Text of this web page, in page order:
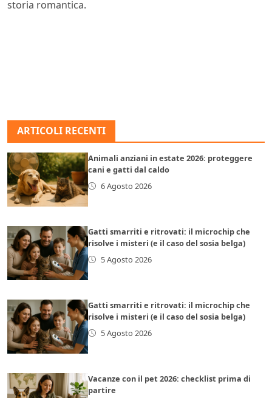
storia romantica.
ARTICOLI RECENTI
Animali anziani in estate 2026: proteggere
cani e gatti dal caldo
6 Agosto 2026
Gatti smarriti e ritrovati: il microchip che
risolve i misteri (e il caso del sosia belga)
5 Agosto 2026
Gatti smarriti e ritrovati: il microchip che
risolve i misteri (e il caso del sosia belga)
5 Agosto 2026
Vacanze con il pet 2026: checklist prima di
partire